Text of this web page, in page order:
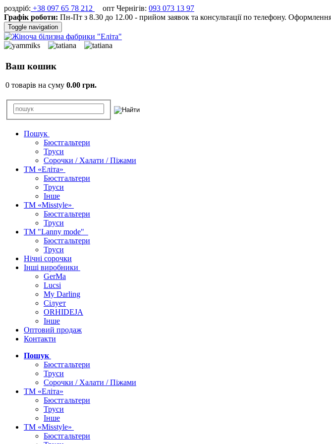
роздріб: +38 097 65 78 212 опт Чернігів: 093 073 13 97
Графік роботи: Пн-Пт з 8.30 до 12.00 - прийом заявок та консультації по телефону. Оформлення
Toggle navigation
Ваш кошик
0 товарів на суму 0.00 грн.
Пошук
Бюстгальтери
Труси
Сорочки / Халати / Піжами
ТМ «Еліта»
Бюстгальтери
Труси
Інше
ТМ «Misstyle»
Бюстгальтери
Труси
ТМ "Lanny mode"
Бюстгальтери
Труси
Нічні сорочки
Інші виробники
GerMa
Lucsi
My Darling
Сілует
ORHIDEJA
Інше
Оптовий продаж
Контакти
Пошук
Бюстгальтери
Труси
Сорочки / Халати / Піжами
ТМ «Еліта»
Бюстгальтери
Труси
Інше
ТМ «Misstyle»
Бюстгальтери